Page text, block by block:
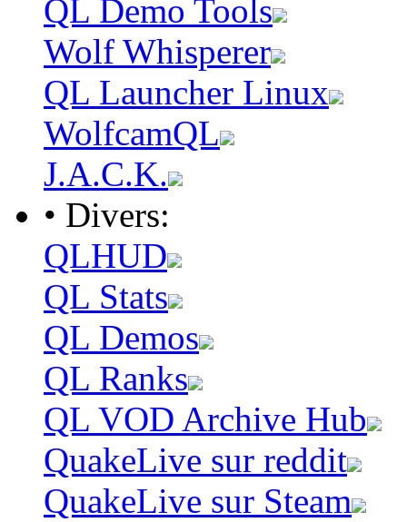
QL Demo Tools
Wolf Whisperer
QL Launcher Linux
WolfcamQL
J.A.C.K.
• Divers:
QLHUD
QL Stats
QL Demos
QL Ranks
QL VOD Archive Hub
QuakeLive sur reddit
QuakeLive sur Steam